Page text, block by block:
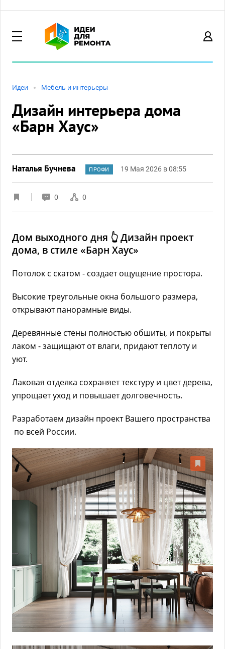
Идеи Мебель и интерьеры
Дизайн интерьера дома
«Барн Хаус»
Наталья Бучнева ПРОФИ 19 Мая 2026 в 08:55
0 0
Дом выходного дня 👆 Дизайн проект
дома, в стиле «Барн Хаус»
Потолок с скатом - создает ощущение простора.
Высокие треугольные окна большого размера,
открывают панорамные виды.
Деревянные стены полностью обшиты, и покрыты
лаком - защищают от влаги, придают теплоту и
уют.
Лаковая отделка сохраняет текстуру и цвет дерева,
упрощает уход и повышает долговечность.
Разработаем дизайн проект Вашего пространства
по всей России.